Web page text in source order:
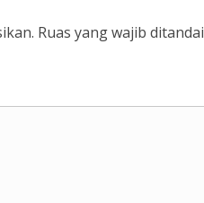
Ruas yang wajib ditandai